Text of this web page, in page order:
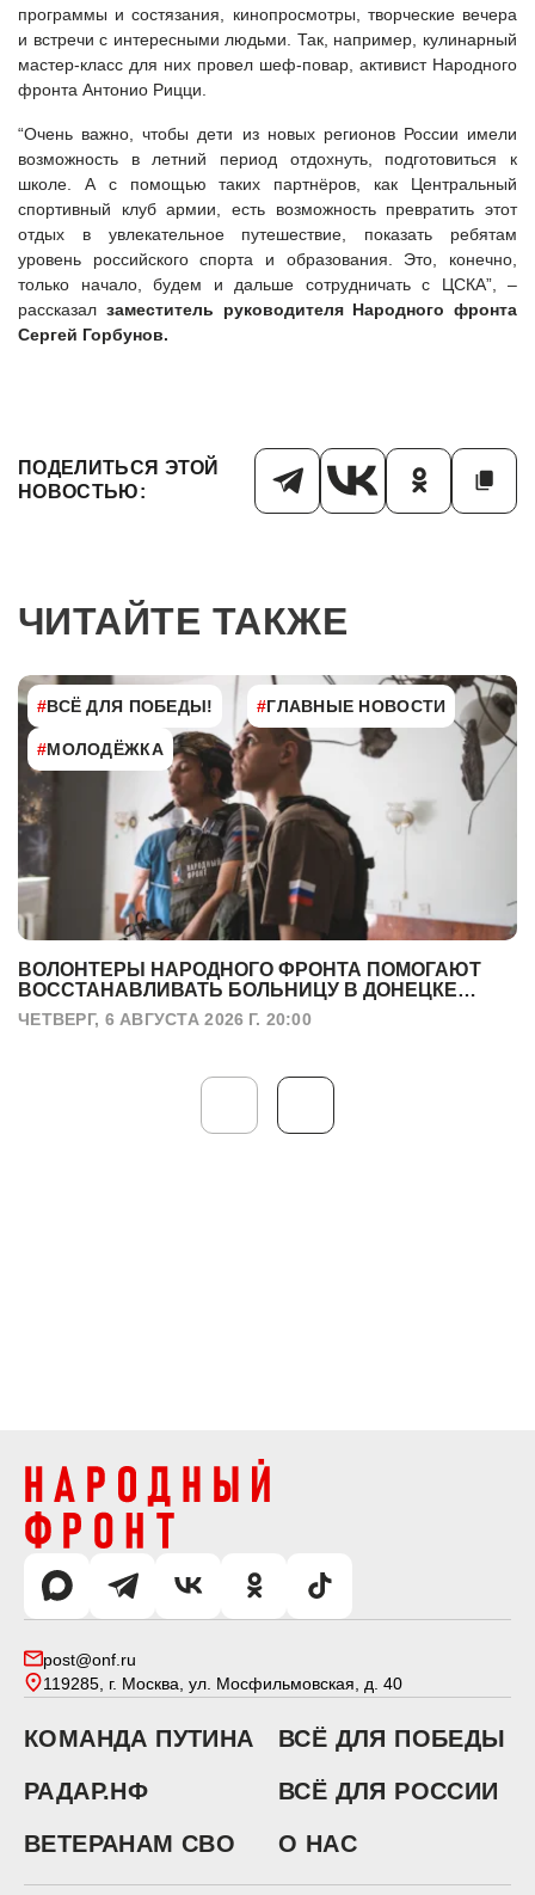
программы и состязания, кинопросмотры, творческие вечера
и встречи с интересными людьми. Так, например, кулинарный
мастер-класс для них провел шеф-повар, активист Народного
фронта Антонио Рицци.
“Очень важно, чтобы дети из новых регионов России имели
возможность в летний период отдохнуть, подготовиться к
школе. А с помощью таких партнёров, как Центральный
спортивный клуб армии, есть возможность превратить этот
отдых в увлекательное путешествие, показать ребятам
уровень российского спорта и образования. Это, конечно,
только начало, будем и дальше сотрудничать с ЦСКА”, –
рассказал заместитель руководителя Народного фронта
Сергей Горбунов.
ПОДЕЛИТЬСЯ ЭТОЙ
НОВОСТЬЮ:
ЧИТАЙТЕ ТАКЖЕ
#ВСЁ ДЛЯ ПОБЕДЫ! #ГЛАВНЫЕ НОВОСТИ
#МОЛОДЁЖКА
ВОЛОНТЕРЫ НАРОДНОГО ФРОНТА ПОМОГАЮТ
ВОССТАНАВЛИВАТЬ БОЛЬНИЦУ В ДОНЕЦКЕ
ПОСЛЕ УДАРА БПЛА
ЧЕТВЕРГ, 6 АВГУСТА 2026 Г. 20:00
post@onf.ru
119285, г. Москва, ул. Мосфильмовская, д. 40
КОМАНДА ПУТИНА
ВСЁ ДЛЯ ПОБЕДЫ
РАДАР.НФ
ВСЁ ДЛЯ РОССИИ
ВЕТЕРАНАМ СВО
О НАС